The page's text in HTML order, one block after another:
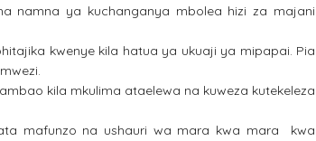
namna ya kuchanganya mbolea hizi za majani
kwenye kila hatua ya ukuaji ya mipapai. Pia
kila mkulima ataelewa na kuweza kutekeleza
mafunzo na ushauri wa mara kwa mara kwa